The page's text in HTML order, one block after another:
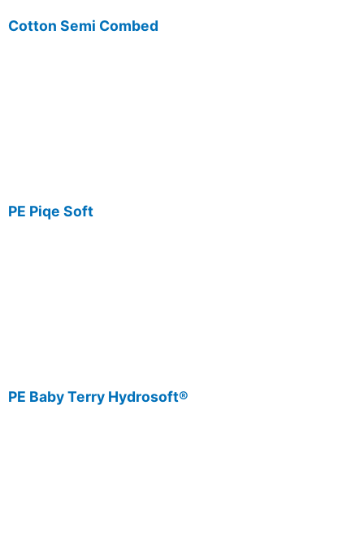
Cotton Semi Combed
PE Piqe Soft
PE Baby Terry Hydrosoft®